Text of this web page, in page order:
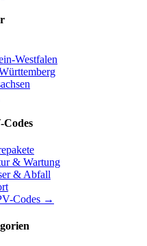
Westfalen
Codes
& Wartung
& Abfall
Codes →